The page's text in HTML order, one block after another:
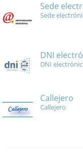
Sede
Sede
DNI
DNI
Callejero
Callejero